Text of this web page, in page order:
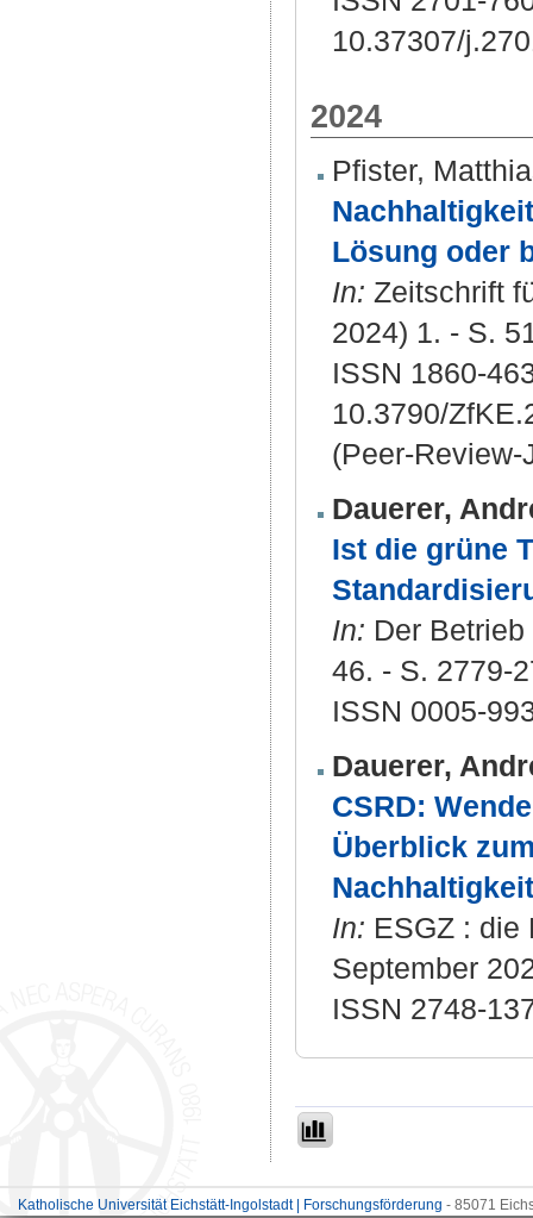
10.37307/
2024
Pfister,
Lösung oder
In: Zeitschrift
2024) 1. - S.
ISSN 1860-
10.3790/
(Peer-Review-
Dauerer,
Ist die grüne
In: Der
46. - S. 2779-
ISSN 0005-
Dauerer,
CSRD:
Überblick
In: ESGZ : die
September
ISSN 2748-
Katholische Universität Eichstätt-Ingolstadt | Forschungsförderung - 85071